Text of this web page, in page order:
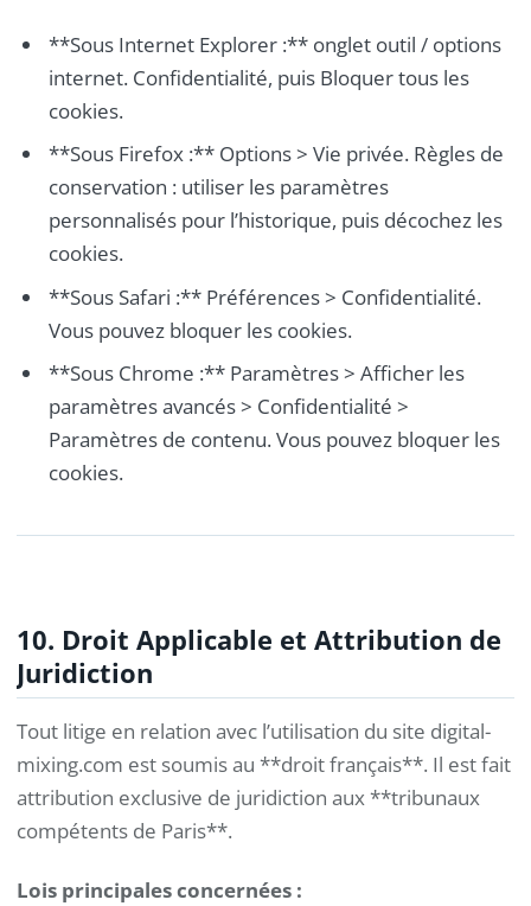
**Sous Internet Explorer :** onglet outil / options
internet. Confidentialité, puis Bloquer tous les
cookies.
**Sous Firefox :** Options > Vie privée. Règles de
conservation : utiliser les paramètres
personnalisés pour l’historique, puis décochez les
cookies.
**Sous Safari :** Préférences > Confidentialité.
Vous pouvez bloquer les cookies.
**Sous Chrome :** Paramètres > Afficher les
paramètres avancés > Confidentialité >
Paramètres de contenu. Vous pouvez bloquer les
cookies.
10. Droit Applicable et Attribution de
Juridiction
Tout litige en relation avec l’utilisation du site digital-
mixing.com est soumis au **droit français**. Il est fait
attribution exclusive de juridiction aux **tribunaux
compétents de Paris**.
Lois principales concernées :